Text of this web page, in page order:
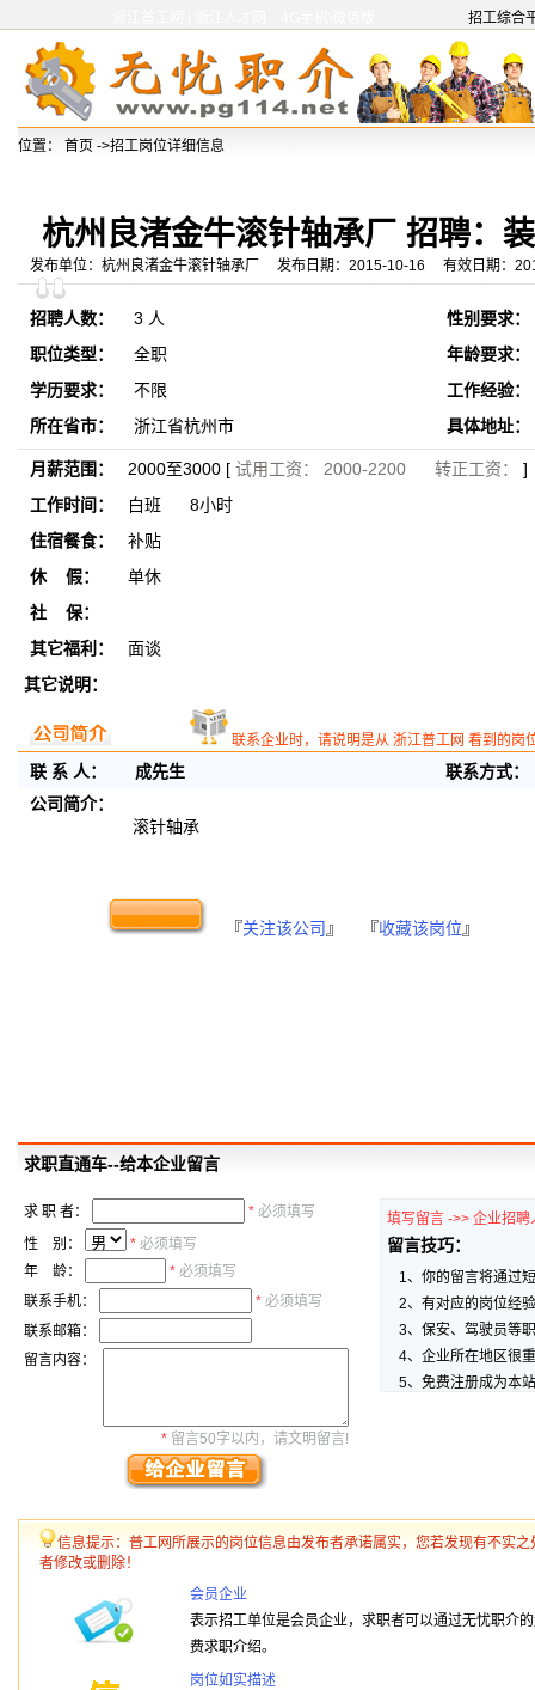
招工综合平台:整合
位置： 首页 ->招工岗位详细信息
杭州良渚金牛滚针轴承厂 招聘：
发布单位：杭州良渚金牛滚针轴承厂 发布日期：2015-10-16 有效日期：
招聘人数： 3 人
性别要求：
职位类型：
全职
年龄要求：
学历要求：
不限
工作经验：
所在省市：
浙江省杭州市 具体地址：
月薪范围： 2000至3000 [ 试用工资： 2000-2200 转正工资： ]
工作时间：
白班 8小时
住宿餐食：
补贴
休 假：
单休
社 保：
其它福利：
面谈
其它说明：
联系企业时，请说明是从 浙江普工网 看到的岗
联 系 人： 成先生
联系方式：
公司简介：
滚针轴承
『关注该公司 』 『收藏该岗位 』
求职直通车--给本企业留言
求 职 者： * 必须填写 填写留言 ->> 企业招
留言技巧：
1、你的留言将通过
2、有对应的岗位经
3、保安、驾驶员等
4、企业所在地区很
5、免费注册成为本
性 别： * 必须填写
年 龄：
* 必须填写
联系手机：
* 必须填写
联系邮箱：
留言内容：
* 留言50字以内，请文明留言!
信息提示：普工网所展示的岗位信息由发布者承诺属实，您若发现有不实
者修改或删除！
会员企业
表示招工单位是会员企业，求职者可以通过无忧职介
费求职介绍。
岗位如实描述